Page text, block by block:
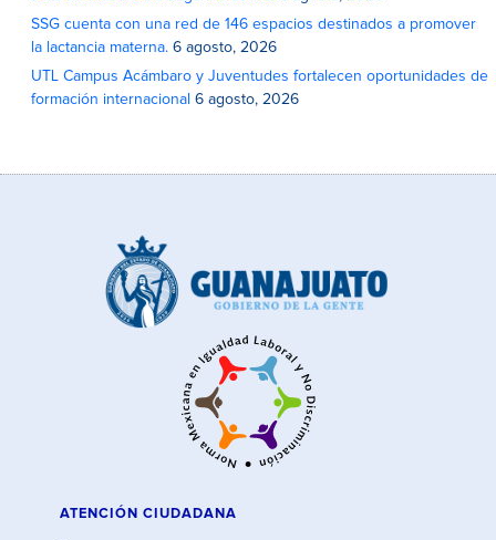
SSG cuenta con una red de 146 espacios destinados a promover
la lactancia materna. 6 agosto, 2026
UTL Campus Acámbaro y Juventudes fortalecen oportunidades de
formación internacional 6 agosto, 2026
ATENCIÓN CIUDADANA